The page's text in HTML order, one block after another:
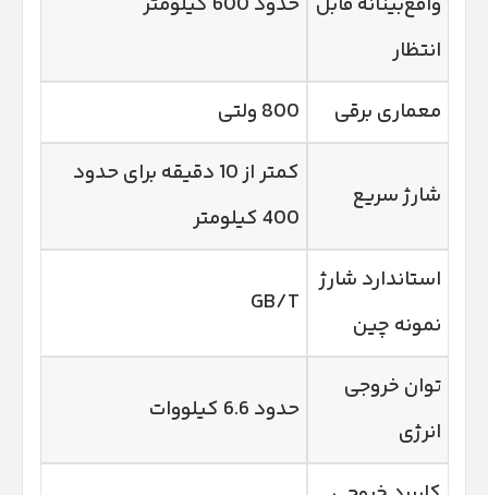
انتظار
معماری برقی 800 ولتی
شارژ سریع
کمتر از 10 دقیقه برای حدود
400 کیلومتر
استاندارد شارژ
نمونه چین
GB/T
توان خروجی
انرژی
حدود 6.6 کیلووات